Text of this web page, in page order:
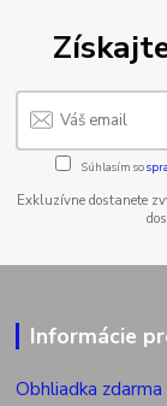
Súhlasím so
Exkluzívne dostanete
Informácie
Obhliadka zdarma